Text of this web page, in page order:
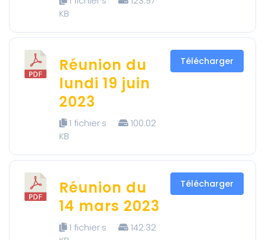
KB
Réunion du
lundi 19 juin
2023
1 fichier·s
100.02
KB
Télécharger
Réunion du
14 mars 2023
1 fichier·s
142.32
Télécharger